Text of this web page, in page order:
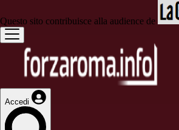
Questo sito contribuisce alla audience de
Accedi